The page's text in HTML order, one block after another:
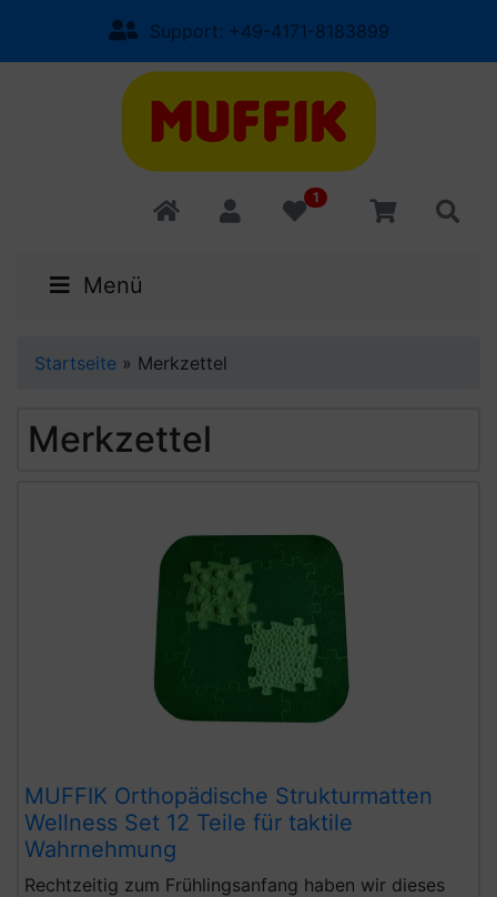
Support: +49-4171-8183899
1
Menü
Startseite » Merkzettel
Merkzettel
MUFFIK Orthopädische Strukturmatten
Wellness Set 12 Teile für taktile
Wahrnehmung
Rechtzeitig zum Frühlingsanfang haben wir dieses